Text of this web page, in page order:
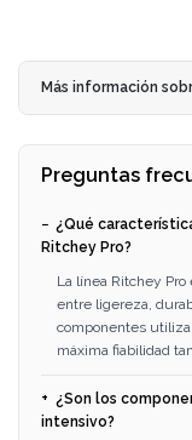
Más información
Preguntas
¿Qué
Ritchey Pro?
La línea Ritchey
entre ligereza,
componentes
máxima fiabilidad
¿Son los
intensivo?